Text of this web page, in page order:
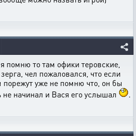
я помню то там офики теровские,
чел пожаловался, что если
порежут уже не помню что, он бы
не начинал и Вася его услышал
.